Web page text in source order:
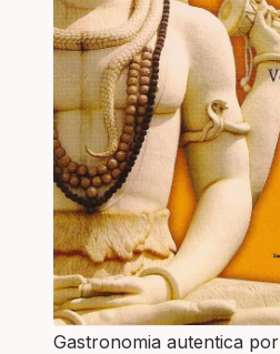
Gastronomia autentica